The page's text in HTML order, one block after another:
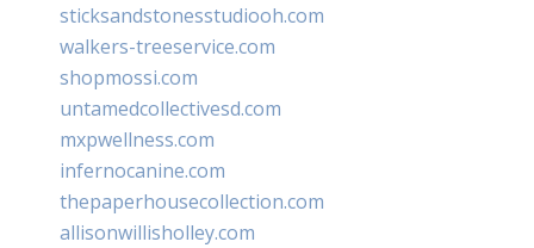
sticksandstonesstudiooh.com
walkers-treeservice.com
shopmossi.com
untamedcollectivesd.com
mxpwellness.com
infernocanine.com
thepaperhousecollection.com
allisonwillisholley.com